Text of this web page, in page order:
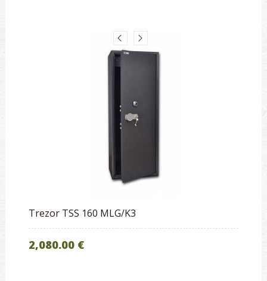
Trezor TSS 160 MLG/K3
2,080.00 €